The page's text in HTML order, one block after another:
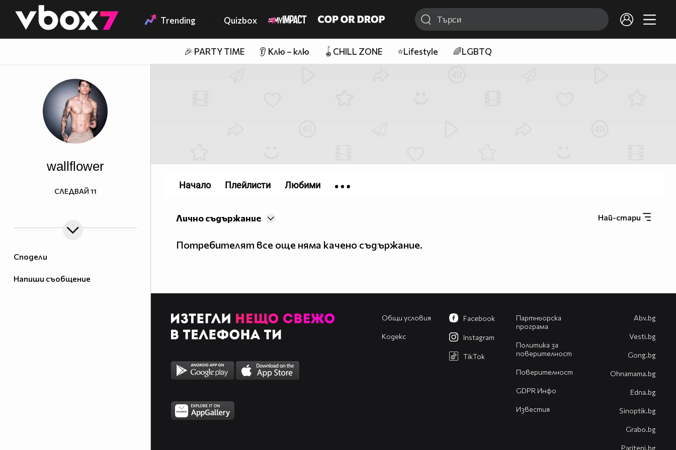
👾 Trending Quizbox
🎉 PARTY TIME 👂 Клю – клю 🪀CHILL ZONE ⭐Lifestyle 🌈LGBTQ
Сподели
Напиши съобщение
wallflower
СЛЕДВАЙ 11
Най-стари
Лично съдържание
Потребителят все още няма качено съдържание.
Начало Плейлисти Любими
Общи условия
Кодекс
Партньорска
програма
Политика за
поверителност
Поверителност
GDPR Инфо
Известия
Facebook
Instagram
TikTok
Abv.bg
Vesti.bg
Gong.bg
Оhnamama.bg
Edna.bg
Sinoptik.bg
Grabo.bg
Pariteni.bg